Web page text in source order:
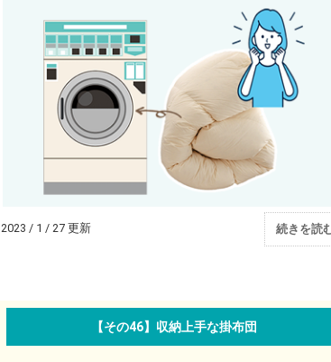
2023 / 1 / 27 更新 続きを読
【その46】収納上手な掛布団